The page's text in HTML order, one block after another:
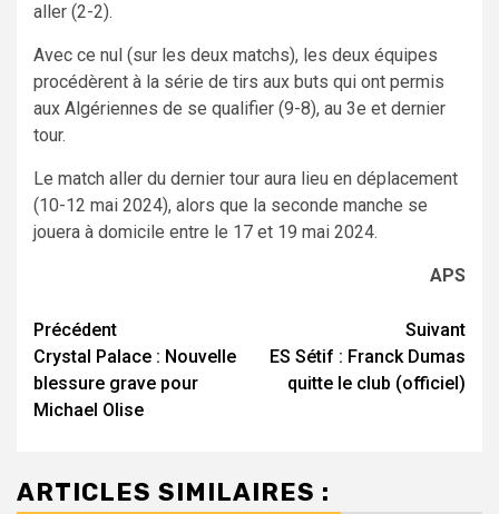
aller (2-2).
Avec ce nul (sur les deux matchs), les deux équipes
procédèrent à la série de tirs aux buts qui ont permis
aux Algériennes de se qualifier (9-8), au 3e et dernier
tour.
Le match aller du dernier tour aura lieu en déplacement
(10-12 mai 2024), alors que la seconde manche se
jouera à domicile entre le 17 et 19 mai 2024.
APS
Navigation
d’article
Précédent
Crystal Palace : Nouvelle
blessure grave pour
Michael Olise
Suivant
ES Sétif : Franck Dumas
quitte le club (officiel)
ARTICLES SIMILAIRES :